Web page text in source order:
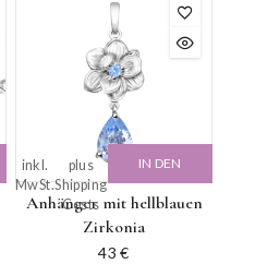
Anhänger mit hellblauen
Zirkonia
43€
inkl.
MwSt.
plus
Shipping
Costs
IN DEN